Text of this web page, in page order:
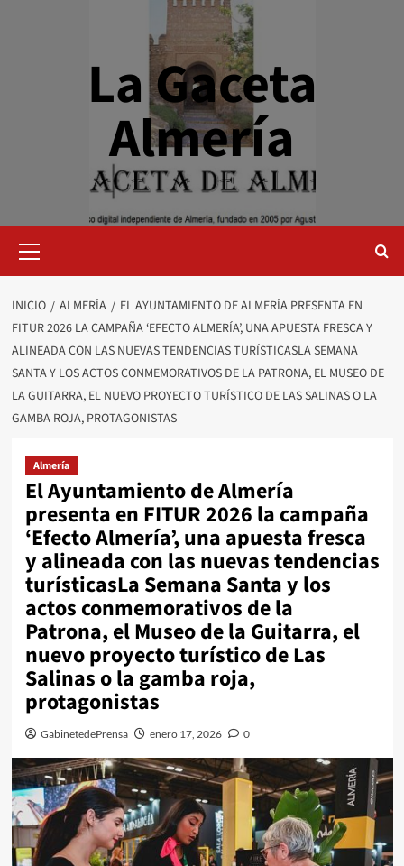
La Gaceta
Almería
primario
INICIO ALMERÍA
EL AYUNTAMIENTO DE ALMERÍA PRESENTA EN
FITUR 2026 LA CAMPAÑA ‘EFECTO ALMERÍA’, UNA APUESTA FRESCA Y
ALINEADA CON LAS NUEVAS TENDENCIAS TURÍSTICASLA SEMANA
SANTA Y LOS ACTOS CONMEMORATIVOS DE LA PATRONA, EL MUSEO DE
LA GUITARRA, EL NUEVO PROYECTO TURÍSTICO DE LAS SALINAS O LA
GAMBA ROJA, PROTAGONISTAS
Almería
El Ayuntamiento de Almería
presenta en FITUR 2026 la campaña
‘Efecto Almería’, una apuesta fresca
y alineada con las nuevas tendencias
turísticasLa Semana Santa y los
actos conmemorativos de la
Patrona, el Museo de la Guitarra, el
nuevo proyecto turístico de Las
Salinas o la gamba roja,
protagonistas
GabinetedePrensa enero 17, 2026 0